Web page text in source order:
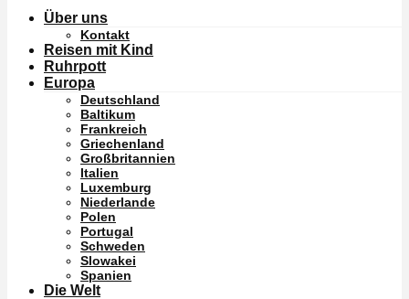
Über uns
Kontakt
Reisen mit Kind
Ruhrpott
Europa
Deutschland
Baltikum
Frankreich
Griechenland
Großbritannien
Italien
Luxemburg
Niederlande
Polen
Portugal
Schweden
Slowakei
Spanien
Die Welt